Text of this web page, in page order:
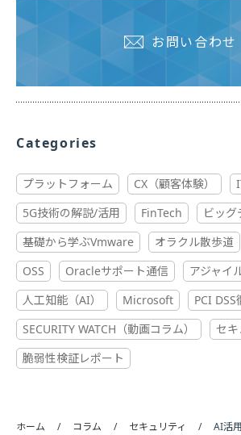
お問い合わせ
Categories
プラットフォーム CX（顧客体験）
5G技術の解説/活用
FinTech ビッグ
基礎から学ぶVmware
オラクル散歩道
OSS
Oracleサポート通信
アジャイ
人工知能（AI）
Microsoft
PCI
SECURITY WATCH（動画コラム）
セキ
脆弱性検証レポート
ホーム コラム セキュリティ
AI活